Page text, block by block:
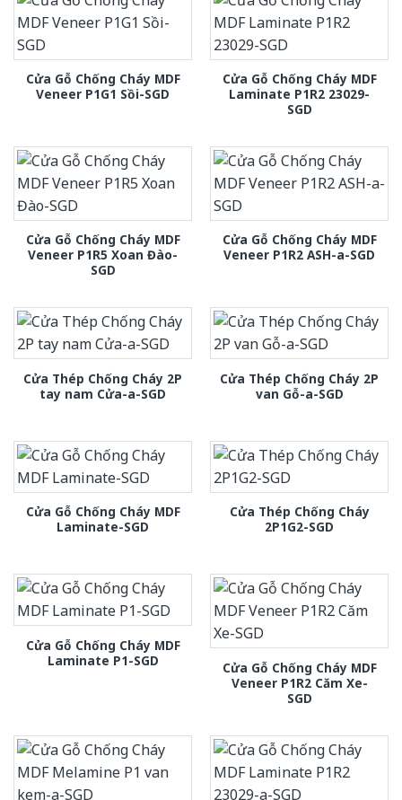
Cửa Gỗ Chống Cháy MDF
Veneer P1G1 Sồi-SGD
Cửa Gỗ Chống Cháy MDF
Laminate P1R2 23029-
SGD
Cửa Gỗ Chống Cháy MDF
Veneer P1R5 Xoan Đào-
SGD
Cửa Gỗ Chống Cháy MDF
Veneer P1R2 ASH-a-SGD
Cửa Thép Chống Cháy 2P
tay nam Cửa-a-SGD
Cửa Thép Chống Cháy 2P
van Gỗ-a-SGD
Cửa Gỗ Chống Cháy MDF
Laminate-SGD
Cửa Thép Chống Cháy
2P1G2-SGD
Cửa Gỗ Chống Cháy MDF
Laminate P1-SGD
Cửa Gỗ Chống Cháy MDF
Veneer P1R2 Căm Xe-
SGD